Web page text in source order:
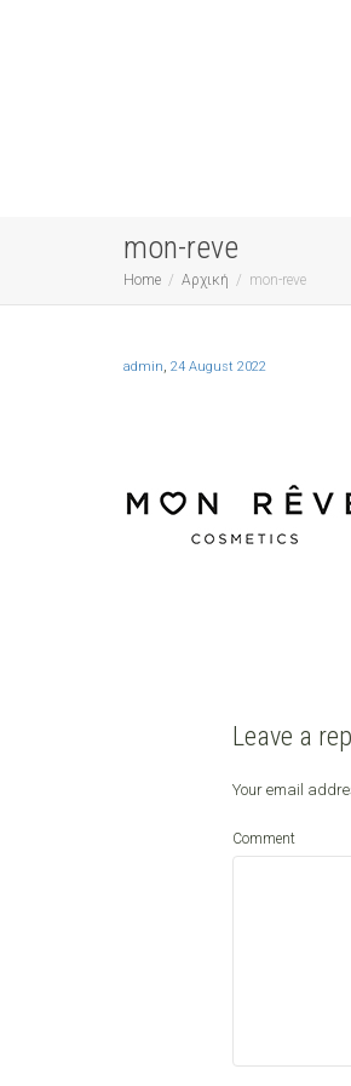
mon-reve
Home Αρχική mon-reve
admin, 24 August 2022
Leave a
Your email
Comment